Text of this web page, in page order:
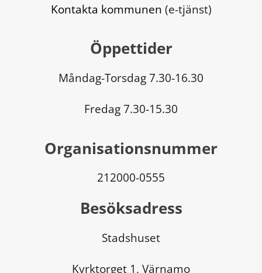
Kontakta kommunen (e-tjänst)
Öppettider
Måndag-Torsdag 7.30-16.30
Fredag 7.30-15.30
Organisationsnummer
212000-0555
Besöksadress
Stadshuset
Kyrktorget 1, Värnamo